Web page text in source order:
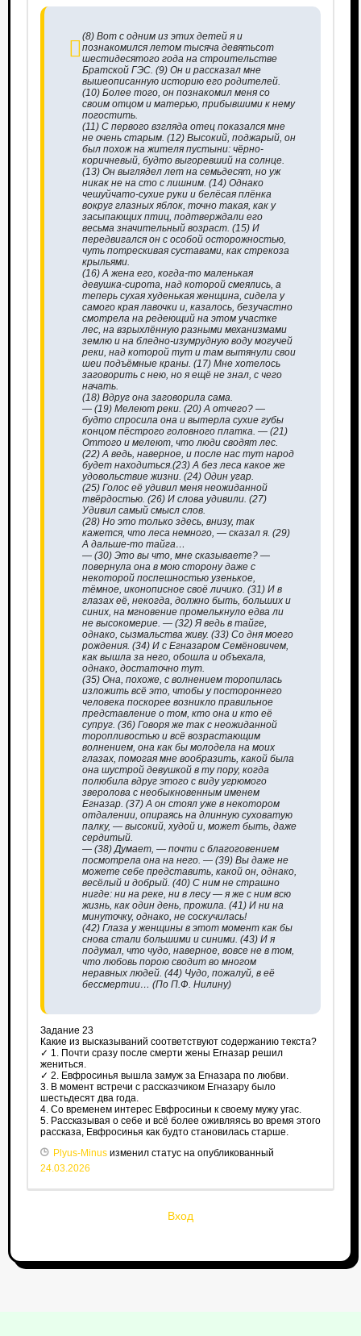
(8) Вот с одним из этих детей я и
познакомился летом тысяча девятьсот
шестидесятого года на строительстве
Братской ГЭС. (9) Он и рассказал мне
вышеописанную историю его родителей.
(10) Более того, он познакомил меня со
своим отцом и матерью, прибывшими к нему
погостить.
(11) С первого взгляда отец показался мне
не очень старым. (12) Высокий, поджарый, он
был похож на жителя пустыни: чёрно-
коричневый, будто выгоревший на солнце.
(13) Он выглядел лет на семьдесят, но уж
никак не на сто с лишним. (14) Однако
чешуйчато-сухие руки и белёсая плёнка
вокруг глазных яблок, точно такая, как у
засыпающих птиц, подтверждали его
весьма значительный возраст. (15) И
передвигался он с особой осторожностью,
чуть потрескивая суставами, как стрекоза
крыльями.
(16) А жена его, когда-то маленькая
девушка-сирота, над которой смеялись, а
теперь сухая худенькая женщина, сидела у
самого края лавочки и, казалось, безучастно
смотрела на редеющий на этом участке
лес, на взрыхлённую разными механизмами
землю и на бледно-изумрудную воду могучей
реки, над которой тут и там вытянули свои
шеи подъёмные краны. (17) Мне хотелось
заговорить с нею, но я ещё не знал, с чего
начать.
(18) Вдруг она заговорила сама.
— (19) Мелеют реки. (20) А отчего? —
будто спросила она и вытерла сухие губы
концом пёстрого головного платка. — (21)
Оттого и мелеют, что люди сводят лес.
(22) А ведь, наверное, и после нас тут народ
будет находиться.(23) А без леса какое же
удовольствие жизни. (24) Один угар.
(25) Голос её удивил меня неожиданной
твёрдостью. (26) И слова удивили. (27)
Удивил самый смысл слов.
(28) Но это только здесь, внизу, так
кажется, что леса немного, — сказал я. (29)
А дальше-то тайга…
— (30) Это вы что, мне сказываете? —
повернула она в мою сторону даже с
некоторой поспешностью узенькое,
тёмное, иконописное своё личико. (31) И в
глазах её, некогда, должно быть, больших и
синих, на мгновение промелькнуло едва ли
не высокомерие. — (32) Я ведь в тайге,
однако, сызмальства живу. (33) Со дня моего
рождения. (34) И с Егназаром Семёновичем,
как вышла за него, обошла и объехала,
однако, достаточно тут.
(35) Она, похоже, с волнением торопилась
изложить всё это, чтобы у постороннего
человека поскорее возникло правильное
представление о том, кто она и кто её
супруг. (36) Говоря же так с неожиданной
торопливостью и всё возрастающим
волнением, она как бы молодела на моих
глазах, помогая мне вообразить, какой была
она шустрой девушкой в ту пору, когда
полюбила вдруг этого с виду угрюмого
зверолова с необыкновенным именем
Егназар. (37) А он стоял уже в некотором
отдалении, опираясь на длинную суховатую
палку, — высокий, худой и, может быть, даже
сердитый.
— (38) Думает, — почти с благоговением
посмотрела она на него. — (39) Вы даже не
можете себе представить, какой он, однако,
весёлый и добрый. (40) С ним не страшно
нигде: ни на реке, ни в лесу — я же с ним всю
жизнь, как один день, прожила. (41) И ни на
минуточку, однако, не соскучилась!
(42) Глаза у женщины в этот момент как бы
снова стали большими и синими. (43) И я
подумал, что чудо, наверное, вовсе не в том,
что любовь порою сводит во многом
неравных людей. (44) Чудо, пожалуй, в её
бессмертии… (По П.Ф. Нилину)
Задание 23
Какие из высказываний соответствуют содержанию текста?
✓ 1. Почти сразу после смерти жены Егназар решил
жениться.
✓ 2. Евфросинья вышла замуж за Егназарa по любви.
3. В момент встречи с рассказчиком Егназару было
шестьдесят два года.
4. Со временем интерес Евфросиньи к своему мужу угас.
5. Рассказывая о себе и всё более оживляясь во время этого
рассказа, Евфросинья как будто становилась старше.
Plyus-Minusизменил статус на опубликованный
24.03.2026
Вход